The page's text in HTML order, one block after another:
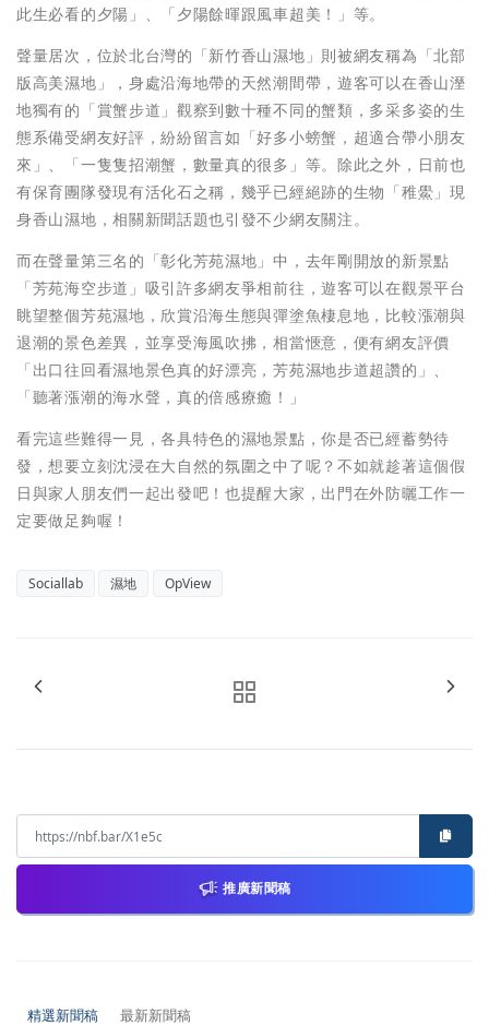
此生必看的夕陽」、「夕陽餘暉跟風車超美！」等。
聲量居次，位於北台灣的「新竹香山濕地」則被網友稱為「北部
版高美濕地」，身處沿海地帶的天然潮間帶，遊客可以在香山溼
地獨有的「賞蟹步道」觀察到數十種不同的蟹類，多采多姿的生
態系備受網友好評，紛紛留言如「好多小螃蟹，超適合帶小朋友
來」、「一隻隻招潮蟹，數量真的很多」等。除此之外，日前也
有保育團隊發現有活化石之稱，幾乎已經絕跡的生物「稚鱟」現
身香山濕地，相關新聞話題也引發不少網友關注。
而在聲量第三名的「彰化芳苑濕地」中，去年剛開放的新景點
「芳苑海空步道」吸引許多網友爭相前往，遊客可以在觀景平台
眺望整個芳苑濕地，欣賞沿海生態與彈塗魚棲息地，比較漲潮與
退潮的景色差異，並享受海風吹拂，相當愜意，便有網友評價
「出口往回看濕地景色真的好漂亮，芳苑濕地步道超讚的」、
「聽著漲潮的海水聲，真的倍感療癒！」
看完這些難得一見，各具特色的濕地景點，你是否已經蓄勢待
發，想要立刻沈浸在大自然的氛圍之中了呢？不如就趁著這個假
日與家人朋友們一起出發吧！也提醒大家，出門在外防曬工作一
定要做足夠喔！
Sociallab 濕地 OpView
推廣新聞稿
精選新聞稿 最新新聞稿